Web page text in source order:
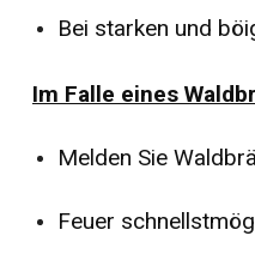
Bei starken und
Im Falle eines
Melden Sie
Feuer